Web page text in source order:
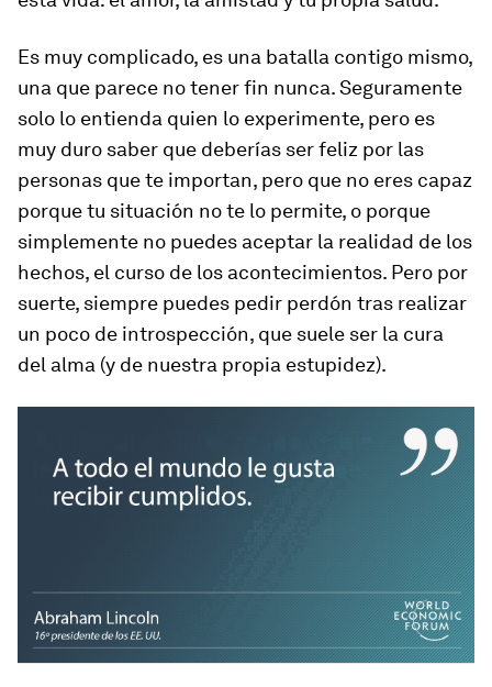
Es muy complicado, es una batalla contigo mismo,
una que parece no tener fin nunca. Seguramente
solo lo entienda quien lo experimente, pero es
muy duro saber que deberías ser feliz por las
personas que te importan, pero que no eres capaz
porque tu situación no te lo permite, o porque
simplemente no puedes aceptar la realidad de los
hechos, el curso de los acontecimientos. Pero por
suerte, siempre puedes pedir perdón tras realizar
un poco de introspección, que suele ser la cura
del alma (y de nuestra propia estupidez).